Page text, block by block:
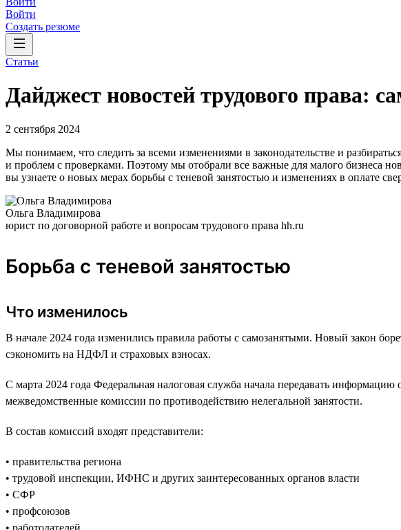
Войти
Создать резюме
Статьи
Дайджест новостей трудового права:
2 сентября 2024
Мы понимаем, что следить за всеми изменениями в законодательстве и
и проблем с проверками. Поэтому мы отобрали все важные для малого бизнеса
вы узнаете о новых мерах борьбы с теневой занятостью и изменениях в оплате
Ольга Владимирова
юрист по договорной работе и вопросам трудового права hh.ru
Борьба с теневой занятостью
Что изменилось
В начале 2024 года изменились правила работы с самозанятыми. Новый закон
сэкономить на НДФЛ и страховых взносах.
С марта 2024 года Федеральная налоговая служба начала передавать
межведомственные комиссии по противодействию нелегальной занятости.
В состав комиссий входят представители:
• правительства региона
• трудовой инспекции, ИФНС и других заинтересованных органов власти
• СФР
• профсоюзов
• работодателей